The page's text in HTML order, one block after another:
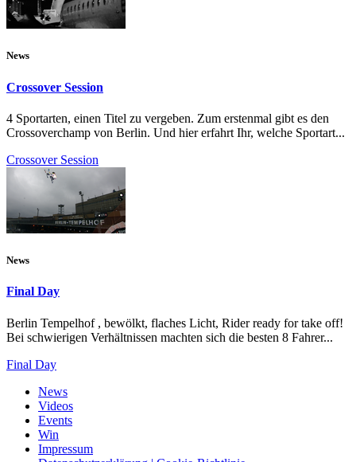
News
Crossover Session
4 Sportarten, einen Titel zu vergeben. Zum erstenmal gibt es den
Crossoverchamp von Berlin. Und hier erfahrt Ihr, welche Sportart...
Crossover Session
News
Final Day
Berlin Tempelhof , bewölkt, flaches Licht, Rider ready for take off!
Bei schwierigen Verhältnissen machten sich die besten 8 Fahrer...
Final Day
News
Videos
Events
Win
Impressum